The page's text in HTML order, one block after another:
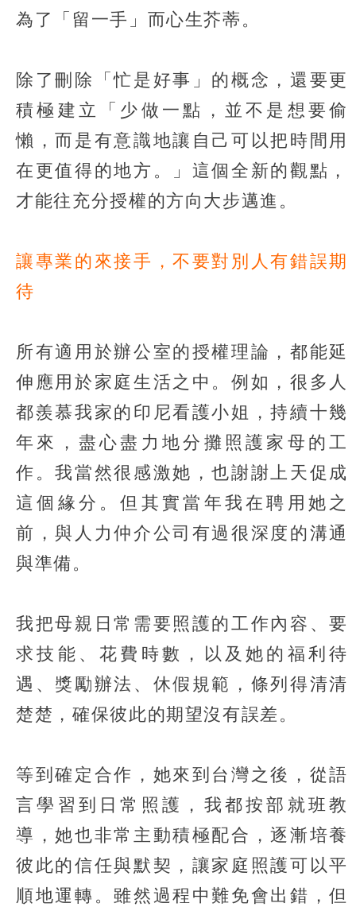
為了「留一手」而心生芥蒂。
除了刪除「忙是好事」的概念，還要更
積極建立「少做一點，並不是想要偷
懶，而是有意識地讓自己可以把時間用
在更值得的地方。」這個全新的觀點，
才能往充分授權的方向大步邁進。
讓專業的來接手，不要對別人有錯誤期
待
所有適用於辦公室的授權理論，都能延
伸應用於家庭生活之中。例如，很多人
都羨慕我家的印尼看護小姐，持續十幾
年來，盡心盡力地分攤照護家母的工
作。我當然很感激她，也謝謝上天促成
這個緣分。但其實當年我在聘用她之
前，與人力仲介公司有過很深度的溝通
與準備。
我把母親日常需要照護的工作內容、要
求技能、花費時數，以及她的福利待
遇、獎勵辦法、休假規範，條列得清清
楚楚，確保彼此的期望沒有誤差。
等到確定合作，她來到台灣之後，從語
言學習到日常照護，我都按部就班教
導，她也非常主動積極配合，逐漸培養
彼此的信任與默契，讓家庭照護可以平
順地運轉。雖然過程中難免會出錯，但